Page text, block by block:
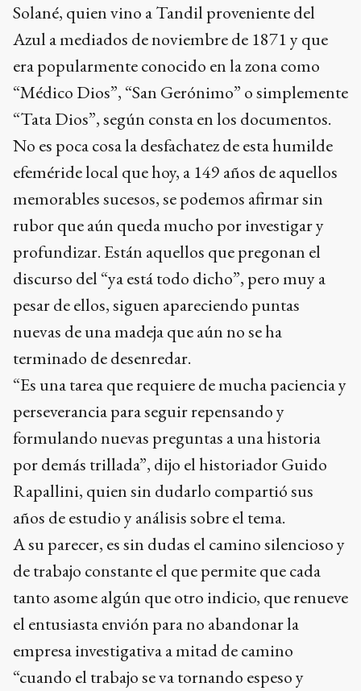
Solané, quien vino a Tandil proveniente del
Azul a mediados de noviembre de 1871 y que
era popularmente conocido en la zona como
“Médico Dios”, “San Gerónimo” o simplemente
“Tata Dios”, según consta en los documentos.
No es poca cosa la desfachatez de esta humilde
efeméride local que hoy, a 149 años de aquellos
memorables sucesos, se podemos afirmar sin
rubor que aún queda mucho por investigar y
profundizar. Están aquellos que pregonan el
discurso del “ya está todo dicho”, pero muy a
pesar de ellos, siguen apareciendo puntas
nuevas de una madeja que aún no se ha
terminado de desenredar.
“Es una tarea que requiere de mucha paciencia y
perseverancia para seguir repensando y
formulando nuevas preguntas a una historia
por demás trillada”, dijo el historiador Guido
Rapallini, quien sin dudarlo compartió sus
años de estudio y análisis sobre el tema.
A su parecer, es sin dudas el camino silencioso y
de trabajo constante el que permite que cada
tanto asome algún que otro indicio, que renueve
el entusiasta envión para no abandonar la
empresa investigativa a mitad de camino
“cuando el trabajo se va tornando espeso y